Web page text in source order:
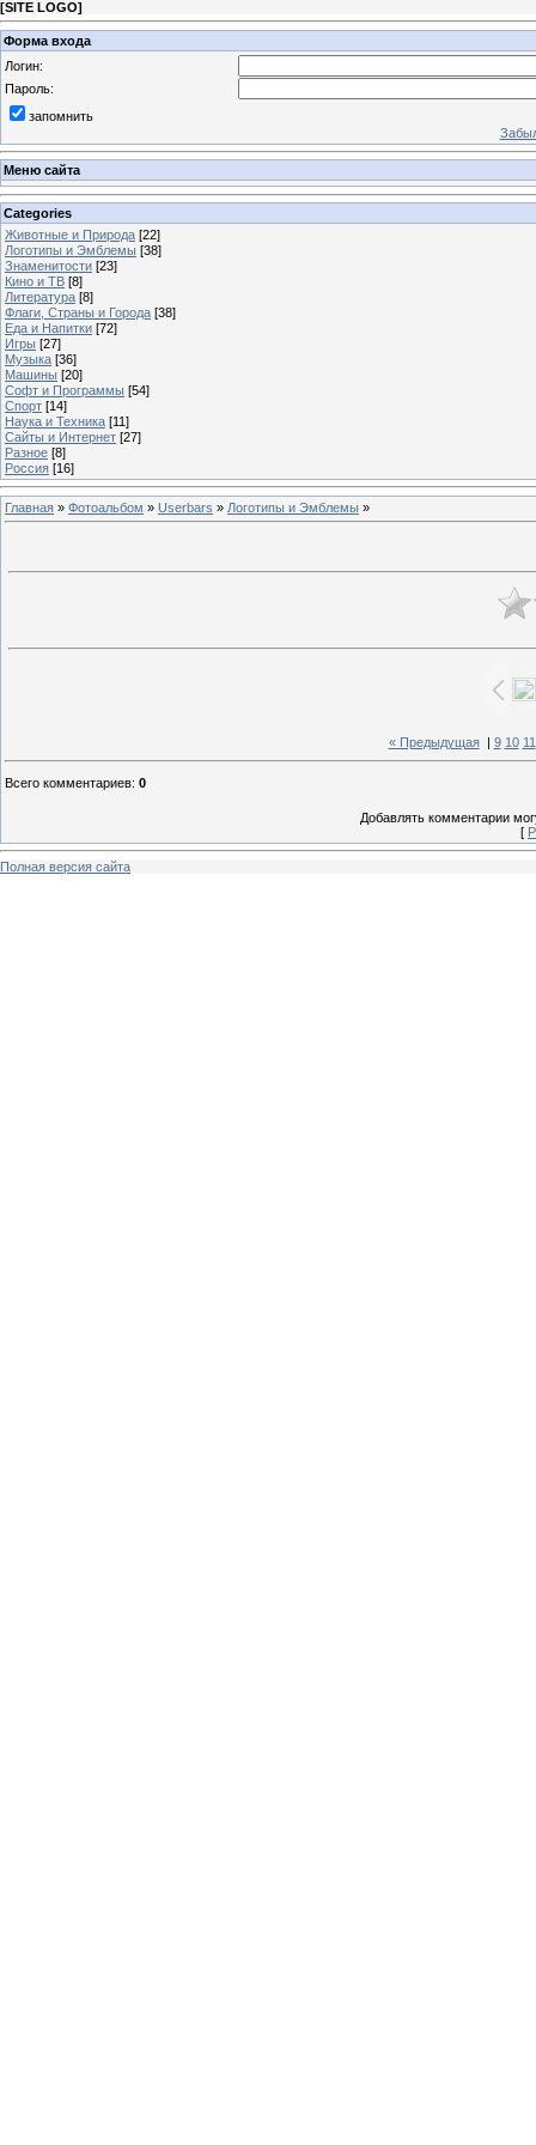
[SITE LOGO]
Форма входа
Логин:
Пароль:
запомнить
Меню сайта
Categories
Животные и Природа [22]
Логотипы и Эмблемы [38]
Знаменитости [23]
Кино и ТВ [8]
Литература [8]
Флаги, Страны и Города [38]
Еда и Напитки [72]
Игры [27]
Музыка [36]
Машины [20]
Софт и Программы [54]
Спорт [14]
Наука и Техника [11]
Сайты и Интернет [27]
Разное [8]
Россия [16]
Главная » Фотоальбом » Userbars » Логотипы и Эмблемы »
« Предыдущая| 9 10 11
Всего комментариев: 0
Добавлять комментарии
[
Полная версия сайта